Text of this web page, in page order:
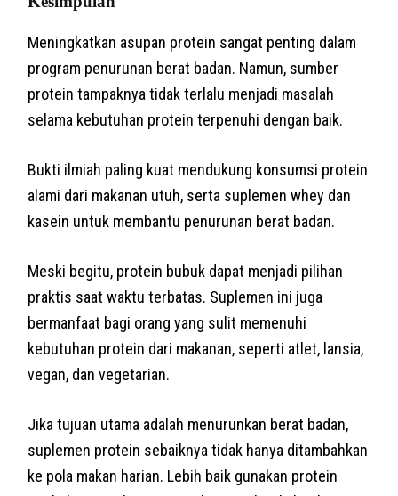
Meningkatkan asupan protein sangat penting dalam
program penurunan berat badan. Namun, sumber
protein tampaknya tidak terlalu menjadi masalah
selama kebutuhan protein terpenuhi dengan baik.
Bukti ilmiah paling kuat mendukung konsumsi protein
alami dari makanan utuh, serta suplemen whey dan
kasein untuk membantu penurunan berat badan.
Meski begitu, protein bubuk dapat menjadi pilihan
praktis saat waktu terbatas. Suplemen ini juga
bermanfaat bagi orang yang sulit memenuhi
kebutuhan protein dari makanan, seperti atlet, lansia,
vegan, dan vegetarian.
Jika tujuan utama adalah menurunkan berat badan,
suplemen protein sebaiknya tidak hanya ditambahkan
ke pola makan harian. Lebih baik gunakan protein